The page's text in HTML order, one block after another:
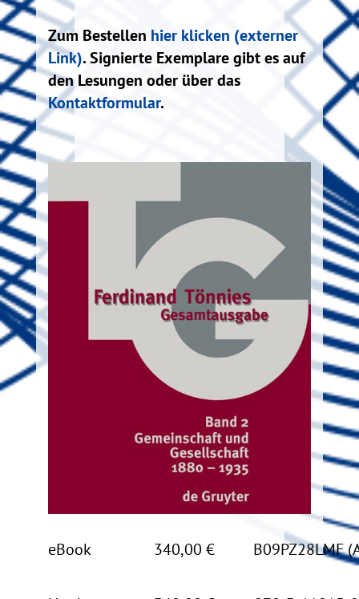
Zum Bestellen hier klicken (externer
Link). Signierte Exemplare gibt es auf
den Lesungen oder über das
Kontaktformular.
eBook 340,00 € B09PZ28LMF